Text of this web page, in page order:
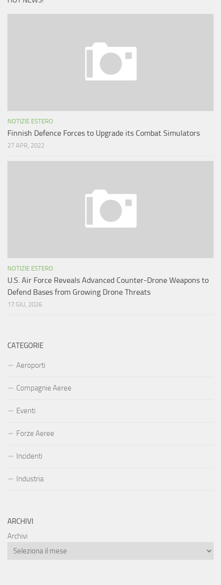
NOTIZIE ESTERO
Finnish Defence Forces to Upgrade its Combat Simulators
27 APR, 2022
NOTIZIE ESTERO
U.S. Air Force Reveals Advanced Counter-Drone Weapons to
Defend Bases from Growing Drone Threats
17 GIU, 2026
CATEGORIE
Aeroporti
Compagnie Aeree
Eventi
Forze Aeree
Incidenti
Industria
ARCHIVI
Archivi